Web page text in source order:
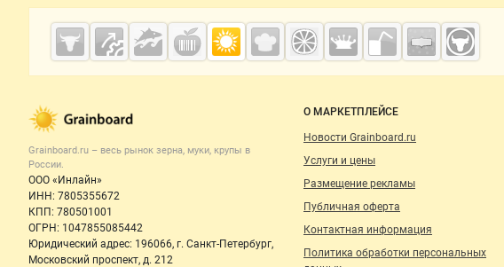
Дополнительная информация
Cсылки на полезные проекты
Grainboard.ru
Важные разделы и контакты
Grainboard.ru – весь рынок зерна, муки, крупы в
России.
ООО «Инлайн»
ИНН: 7805355672
КПП: 780501001
ОГРН: 1047855085442
Юридический адрес: 196066, г. Санкт-Петербург,
Московский проспект, д. 212
Навигация по сайту
О МАРКЕТПЛЕЙСЕ
Новости Grainboard.ru
Услуги и цены
Размещение рекламы
Публичная оферта
Контактная информация
Политика обработки персональных